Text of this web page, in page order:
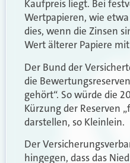
Kaufpreis liegt. Bei
Wertpapieren, wie
dies, wenn die Zinsen
Wert älterer Papiere
Der Bund der
die
gehört“. So würde die
Kürzung der Reserven
darstellen, so Kleinlein.
Der
hingegen, dass das